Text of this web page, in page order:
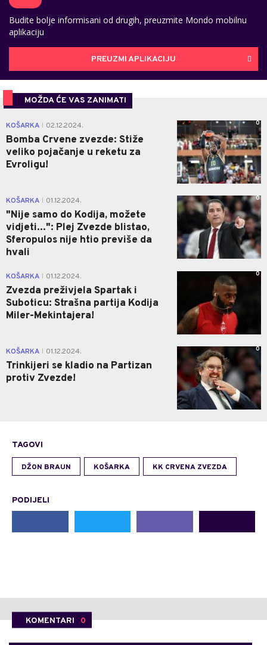
Budite bolje informisani od drugih, preuzmite Mondo mobilnu
aplikaciju
PREUZMI APLIKACIJU
MOŽDA ĆE VAS ZANIMATI
KOŠARKA 02.12.2024.
Bomba Crvene zvezde: Stiže
veliko pojačanje u reketu za
Evroligu!
0
KOŠARKA 01.12.2024.
"Nije samo do Kodija, možete
vidjeti...": Plej Zvezde blistao,
Sferopulos nije htio previše da
hvali
0
KOŠARKA 01.12.2024.
Zvezda preživjela Spartak i
Suboticu: Strašna partija Kodija
Miler-Mekintajera!
0
KOŠARKA 01.12.2024.
Trinkijeri se kladio na Partizan
protiv Zvezde!
0
TAGOVI
DŽON BRAUN KOŠARKA KK CRVENA ZVEZDA
PODIJELI
KOMENTARI 0